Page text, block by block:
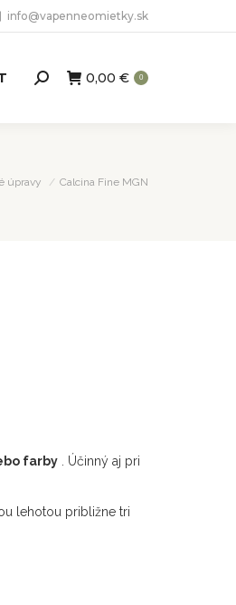
info@vapenneomietky.sk
Search: 0,00 € 0
úpravy Calcina Fine MGN
farby . Účinný aj pri
lehotou približne tri